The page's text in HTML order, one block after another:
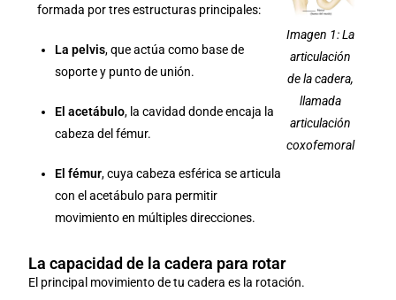
formada por tres estructuras principales:
La pelvis, que actúa como base de
soporte y punto de unión.
El acetábulo, la cavidad donde encaja la
cabeza del fémur.
El fémur, cuya cabeza esférica se articula
con el acetábulo para permitir
movimiento en múltiples direcciones.
Imagen 1: La
articulación
de la cadera,
llamada
articulación
coxofemoral
La capacidad de la cadera para rotar
El principal movimiento de tu cadera es la rotación.